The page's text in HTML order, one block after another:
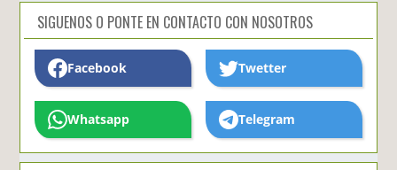
SIGUENOS O PONTE EN CONTACTO CON NOSOTROS
Facebook Twetter
Whatsapp Telegram